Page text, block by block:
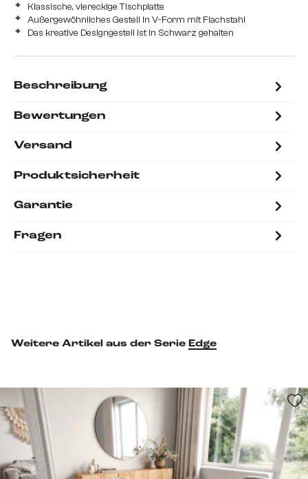
Klassische, viereckige Tischplatte
Außergewöhnliches Gestell in V-Form mit Flachstahl
Das kreative Designgestell ist in Schwarz gehalten
Beschreibung
Bewertungen
Versand
Produktsicherheit
Garantie
Fragen
Weitere Artikel aus der Serie Edge